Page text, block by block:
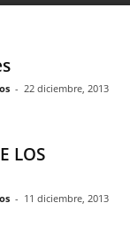
- 22 diciembre, 2013
LOS
- 11 diciembre, 2013